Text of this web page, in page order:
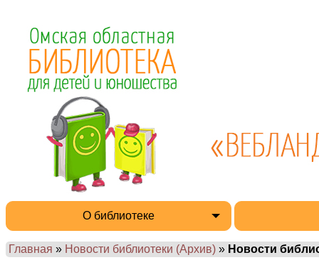
О библиотеке
Главная » Новости библиотеки (Архив) » Новости